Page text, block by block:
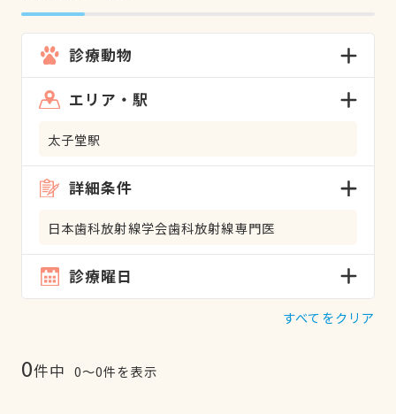
診療動物
エリア・駅
太子堂駅
詳細条件
日本歯科放射線学会歯科放射線専門医
診療曜日
すべてをクリア
0件中 0〜0件を表示